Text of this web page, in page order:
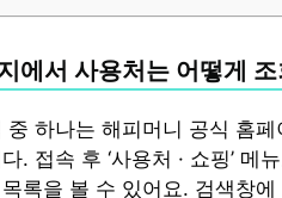
에서 사용처는 어떻게
중 하나는 해피머니 공식 홈
. 접속 후 ‘사용처 · 쇼핑’ 메
록을 볼 수 있어요. 검색창